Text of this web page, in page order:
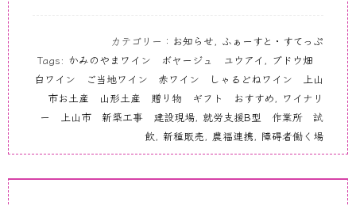
カテゴリー： お知らせ, ふぁーすと・すてっぷ
Tags: かみのやまワイン ボヤージュ ユウアイ , ブドウ畑
白ワイン ご当地ワイン 赤ワイン しゃるどねワイン 上山
市お土産 山形土産 贈り物 ギフト おすすめ, ワイナリ
ー 上山市 新築工事 建設現場, 就労支援B型 作業所 試
飲, 新種販売, 農福連携, 障碍者働く場